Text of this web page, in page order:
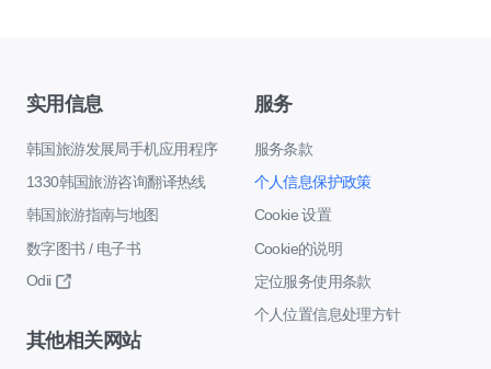
实用信息
韩国旅游发展局手机应用程序
1330韩国旅游咨询翻译热线
韩国旅游指南与地图
数字图书 / 电子书
Odii
服务
服务条款
个人信息保护政策
Cookie 设置
Cookie的说明
定位服务使用条款
个人位置信息处理方针
其他相关网站